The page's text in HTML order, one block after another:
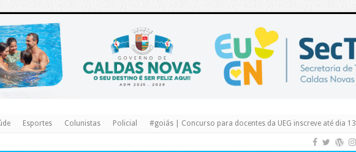
https://www.caldasnovas.go.gov.br/
Esportes Colunistas Policial #goiás | Concurso para docentes da UEG inscreve até dia 13